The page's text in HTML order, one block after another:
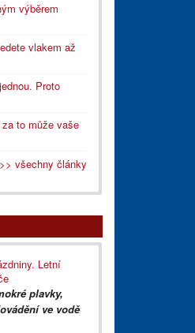
výběrem
vlakem až
Proto
to může vaše
>> všechny články
Letní
plavky,
ve vodě